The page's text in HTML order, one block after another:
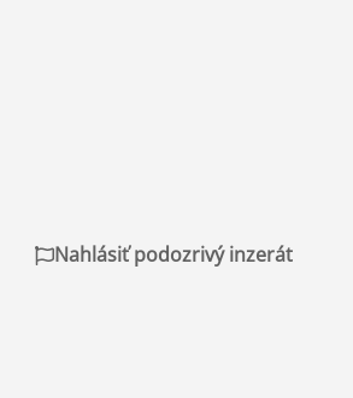
Nahlásiť podozrivý inzerát